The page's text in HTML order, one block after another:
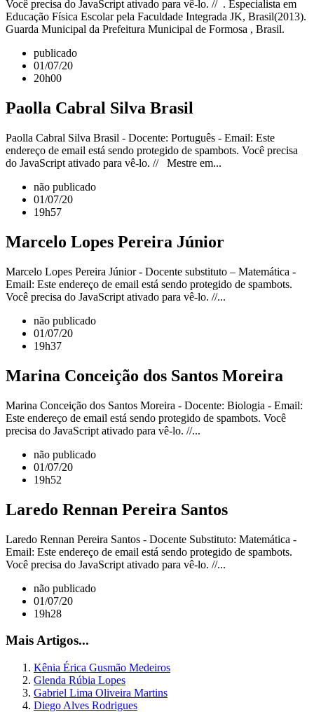
Você precisa do JavaScript ativado para vê-lo. // . Especialista em
Educação Física Escolar pela Faculdade Integrada JK, Brasil(2013).
Guarda Municipal da Prefeitura Municipal de Formosa , Brasil.
publicado
01/07/20
20h00
Paolla Cabral Silva Brasil
Paolla Cabral Silva Brasil - Docente: Português - Email: Este
endereço de email está sendo protegido de spambots. Você precisa
do JavaScript ativado para vê-lo. // Mestre em...
não publicado
01/07/20
19h57
Marcelo Lopes Pereira Júnior
Marcelo Lopes Pereira Júnior - Docente substituto – Matemática -
Email: Este endereço de email está sendo protegido de spambots.
Você precisa do JavaScript ativado para vê-lo. //...
não publicado
01/07/20
19h37
Marina Conceição dos Santos Moreira
Marina Conceição dos Santos Moreira - Docente: Biologia - Email:
Este endereço de email está sendo protegido de spambots. Você
precisa do JavaScript ativado para vê-lo. //...
não publicado
01/07/20
19h52
Laredo Rennan Pereira Santos
Laredo Rennan Pereira Santos - Docente Substituto: Matemática -
Email: Este endereço de email está sendo protegido de spambots.
Você precisa do JavaScript ativado para vê-lo. //...
não publicado
01/07/20
19h28
Mais Artigos...
Kênia Érica Gusmão Medeiros
Glenda Rúbia Lopes
Gabriel Lima Oliveira Martins
Diego Alves Rodrigues